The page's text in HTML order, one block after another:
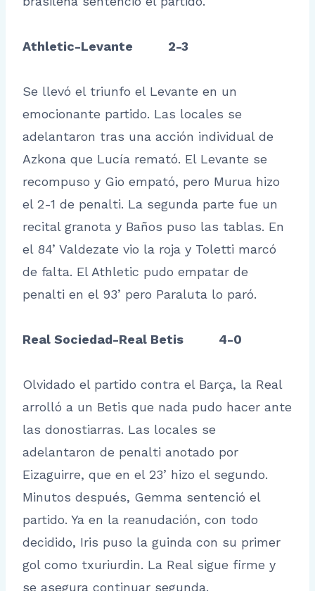
Athletic-Levante 2-3
Se llevó el triunfo el Levante en un
emocionante partido. Las locales se
adelantaron tras una acción individual de
Azkona que Lucía remató. El Levante se
recompuso y Gio empató, pero Murua hizo
el 2-1 de penalti. La segunda parte fue un
recital granota y Baños puso las tablas. En
el 84’ Valdezate vio la roja y Toletti marcó
de falta. El Athletic pudo empatar de
penalti en el 93’ pero Paraluta lo paró.
Real Sociedad-Real Betis 4-0
Olvidado el partido contra el Barça, la Real
arrolló a un Betis que nada pudo hacer ante
las donostiarras. Las locales se
adelantaron de penalti anotado por
Eizaguirre, que en el 23’ hizo el segundo.
Minutos después, Gemma sentenció el
partido. Ya en la reanudación, con todo
decidido, Iris puso la guinda con su primer
gol como txuriurdin. La Real sigue firme y
se asegura continuar segunda.